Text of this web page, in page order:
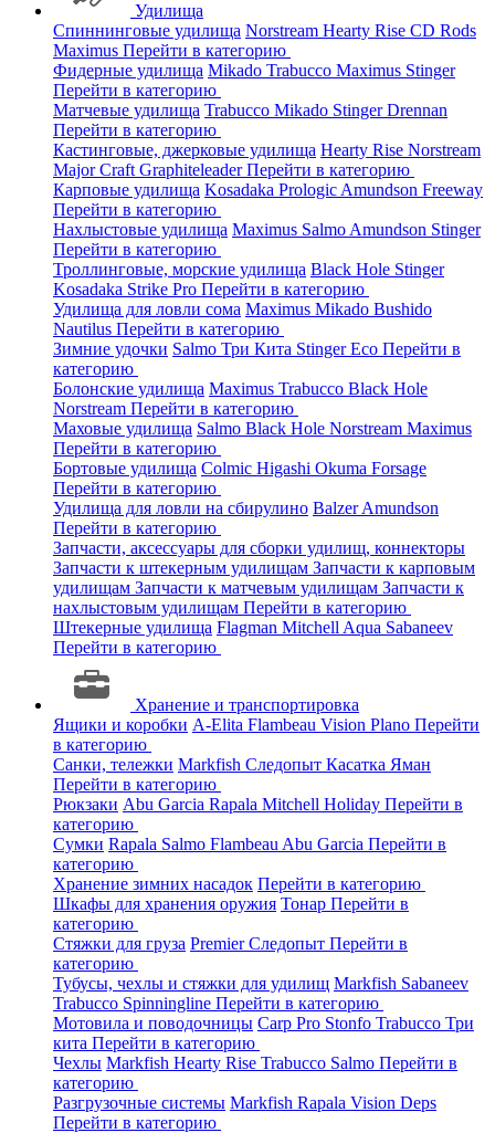
Удилища
Спиннинговые удилища Norstream Hearty Rise CD Rods
Maximus Перейти в категорию
Фидерные удилища Mikado Trabucco Maximus Stinger
Перейти в категорию
Матчевые удилища Trabucco Mikado StingerDrennan
Перейти в категорию
Кастинговые, джерковые удилища Hearty Rise Norstream
Major Craft GraphiteleaderПерейти в категорию
Карповые удилища Kosadaka Prologic Amundson Freeway
Перейти в категорию
Нахлыстовые удилища Maximus Salmo Amundson Stinger
Перейти в категорию
Троллинговые, морские удилища Black Hole Stinger
Kosadaka Strike Pro Перейти в категорию
Удилища для ловли сома Maximus Mikado Bushido
Nautilus Перейти в категорию
Зимние удочки Salmo Три Кита StingerEco Перейти в
категорию
Болонские удилища Maximus Trabucco Black Hole
Norstream Перейти в категорию
Маховые удилища Salmo Black Hole Norstream Maximus
Перейти в категорию
Бортовые удилища Colmic Higashi Okuma Forsage
Перейти в категорию
Удилища для ловли на сбирулино BalzerAmundson
Перейти в категорию
Запчасти, аксессуары для сборки удилищ, коннекторы
Запчасти к штекерным удилищам Запчасти к карповым
удилищам Запчасти к матчевым удилищам Запчасти к
нахлыстовым удилищам Перейти в категорию
Штекерные удилища Flagman Mitchell Aqua Sabaneev
Перейти в категорию
Хранение и транспортировка
Ящики и коробки A-Elita Flambeau Vision Plano Перейти
в категорию
Санки, тележки Markfish Следопыт Касатка Яман
Перейти в категорию
Рюкзаки Abu Garcia Rapala Mitchell Holiday Перейти в
категорию
Сумки Rapala Salmo Flambeau Abu Garcia Перейти в
категорию
Хранение зимних насадок Перейти в категорию
Шкафы для хранения оружия Тонар Перейти в
категорию
Стяжки для груза PremierСледопыт Перейти в
категорию
Тубусы, чехлы и стяжки для удилищ Markfish Sabaneev
Trabucco Spinningline Перейти в категорию
Мотовила и поводочницы Carp Pro Stonfo Trabucco Три
кита Перейти в категорию
Чехлы Markfish Hearty Rise Trabucco Salmo Перейти в
категорию
Разгрузочные системы Markfish Rapala Vision Deps
Перейти в категорию